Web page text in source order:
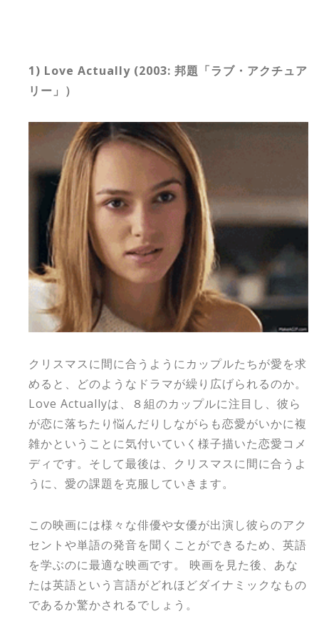
1) Love Actually (2003: 邦題「ラブ・アクチュア
リー」）
クリスマスに間に合うようにカップルたちが愛を求
めると、どのようなドラマが繰り広げられるのか。
Love Actuallyは、８組のカップルに注目し、彼ら
が恋に落ちたり悩んだりしながらも恋愛がいかに複
雑かということに気付いていく様子描いた恋愛コメ
ディです。そして最後は、クリスマスに間に合うよ
うに、愛の課題を克服していきます。
この映画には様々な俳優や女優が出演し彼らのアク
セントや単語の発音を聞くことができるため、英語
を学ぶのに最適な映画です。 映画を見た後、あな
たは英語という言語がどれほどダイナミックなもの
であるか驚かされるでしょう。